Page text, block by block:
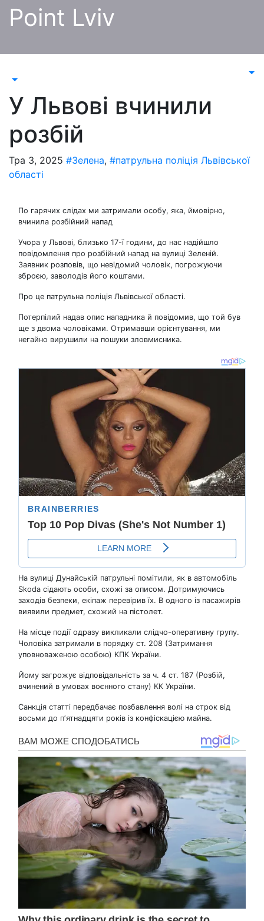
Перейти
Point Lviv
У Львові вчинили
розбій
Тра 3, 2025 #Зелена, #патрульна поліція Львівської
області
По гарячих слідах ми затримали особу, яка, ймовірно,
вчинила розбійний напад
Учора у Львові, близько 17-ї години, до нас надійшло
повідомлення про розбійний напад на вулиці Зеленій.
Заявник розповів, що невідомий чоловік, погрожуючи
зброєю, заволодів його коштами.
Про це патрульна поліція Львівської області.
Потерпілий надав опис нападника й повідомив, що той був
ще з двома чоловіками. Отримавши орієнтування, ми
негайно вирушили на пошуки зловмисника.
На вулиці Дунайській патрульні помітили, як в автомобіль
Skoda сідають особи, схожі за описом. Дотримуючись
заходів безпеки, екіпаж перевірив їх. В одного із пасажирів
виявили предмет, схожий на пістолет.
На місце події одразу викликали слідчо-оперативну групу.
Чоловіка затримали в порядку ст. 208 (Затримання
уповноваженою особою) КПК України.
Йому загрожує відповідальність за ч. 4 ст. 187 (Розбій,
вчинений в умовах воєнного стану) КК України.
Санкція статті передбачає позбавлення волі на строк від
восьми до пʼятнадцяти років із конфіскацією майна.